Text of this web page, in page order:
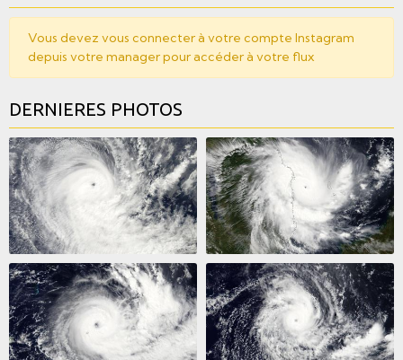
Vous devez vous connecter à votre compte Instagram
depuis votre manager pour accéder à votre flux
DERNIERES PHOTOS